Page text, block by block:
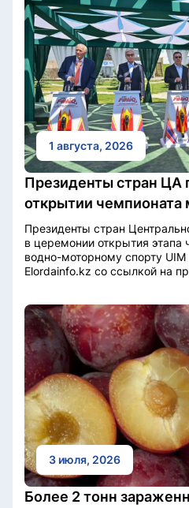
Послание
Этический кодекс
Служу
1 августа, 2026
Президенты стран ЦА
открытии чемпионата
Президенты стран
в церемонии открытия этапа
водно-моторному спорту UIM
Elordainfo.kz со ссылкой на
3 июля, 2026
Более 2 тонн